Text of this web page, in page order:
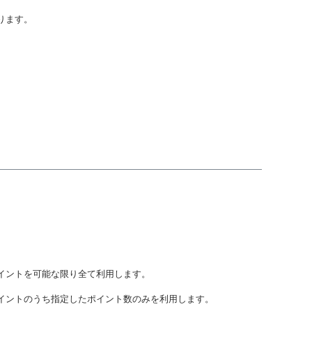
す。
トを可能な限り全て利用します。
トのうち指定したポイント数のみを利用します。